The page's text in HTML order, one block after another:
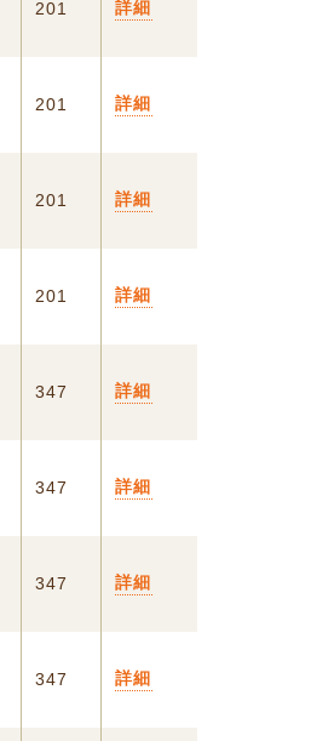
201 詳細
201 詳細
201 詳細
201 詳細
347 詳細
347 詳細
347 詳細
347 詳細